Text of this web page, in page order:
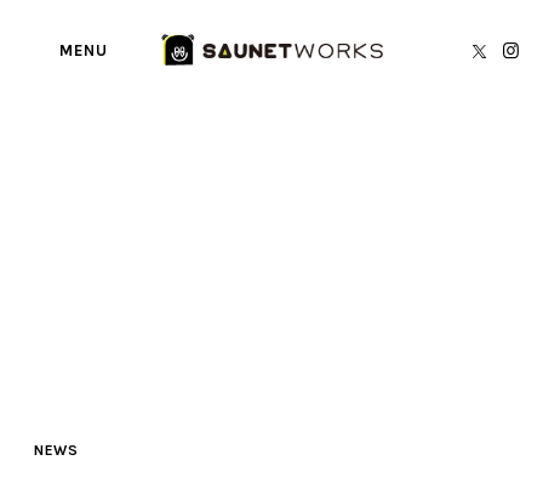
MENU
NEWS